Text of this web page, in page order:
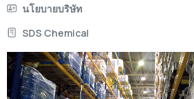
นโยบายบริษัท
SDS Chemical